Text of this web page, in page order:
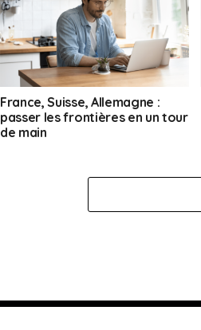
France, Suisse, Allemagne :
passer les frontières en un tour
de main